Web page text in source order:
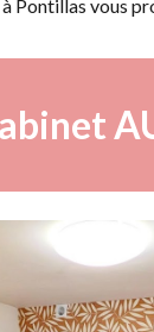
Pontillas vous